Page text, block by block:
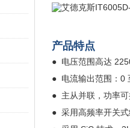
产品特点
● 电压范围高达
● 电流输出范围：0
● 主从并联，功率
● 采用高频率开关